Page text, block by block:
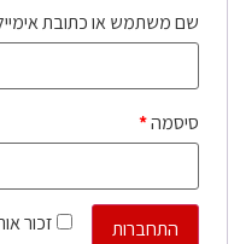
שם משתמש או כתובת
סיסמה*
זכור
התחברות